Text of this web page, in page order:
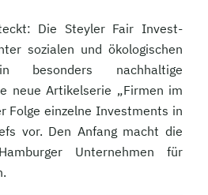
Die Steyler Fair Invest-
sozialen und ökologischen
besonders nachhaltige
neue Artikelserie „Firmen im
Folge einzelne Investments in
vor. Den Anfang macht die
Unternehmen für